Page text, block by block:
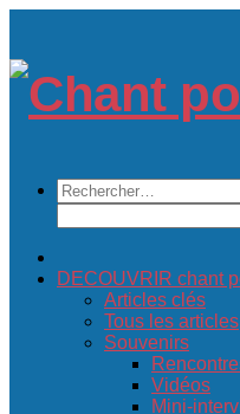
content
Rechercher :
DECOUVRIR chant
Articles clés
Tous les articles
Souvenirs
Vidéos
Mini-